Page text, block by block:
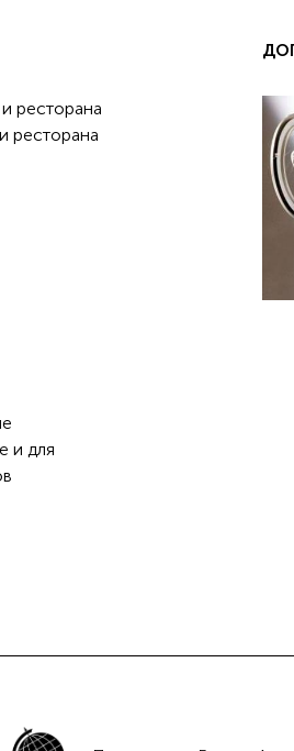
ресторана
ресторана
и для